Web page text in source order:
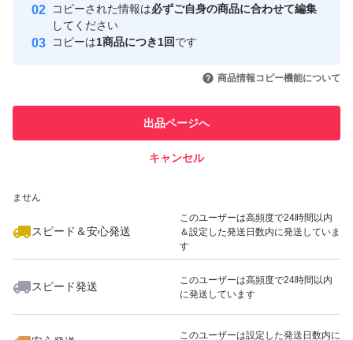
取引実績
引を完了させた実績があります
での取引実績があります
ません
スピード＆安心発送
このユーザーは高頻度で24時間以内
＆設定した発送日数内に発送していま
す
スピード発送
このユーザーは高頻度で24時間以内
に発送しています
このユーザーは設定した発送日数内に
コピーされた情報は必ずご自身の商品に合わせて編集
してください
コピーは1商品につき1回です
商品情報コピー機能について
出品ページへ
キャンセル
いいね！
4,000